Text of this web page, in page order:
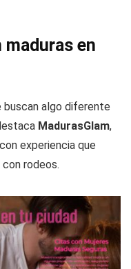
maduras en
buscan algo diferente
MadurasGlam,
experiencia que
con rodeos.